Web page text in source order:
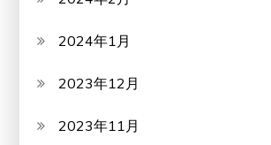
2024年1月
2023年12月
2023年11月